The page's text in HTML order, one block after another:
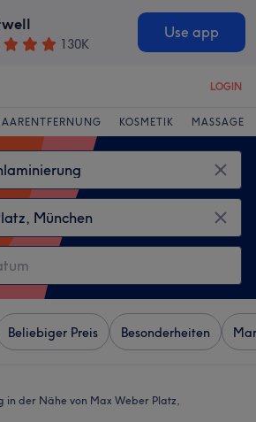
130K
Use app
LOGIN
KOSMETIK MASSAGE
Beliebiger Preis Besonderheiten
der Nähe von Max Weber Platz,